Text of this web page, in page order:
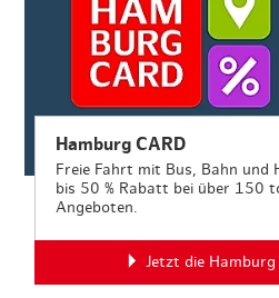
Hamburg CARD
Freie Fahrt mit Bus, Bahn und
bis 50 % Rabatt bei über 150
Angeboten.
Jetzt die Hamburg